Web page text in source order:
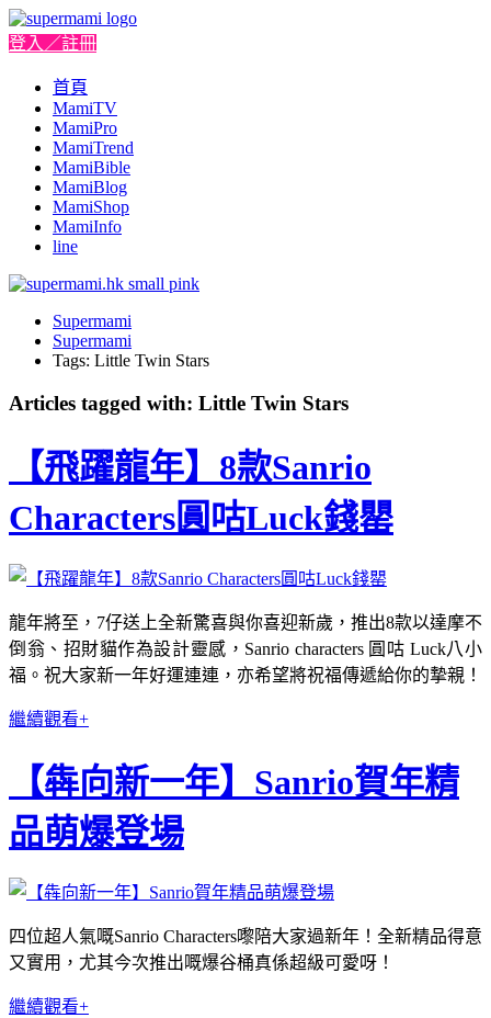
登入／註冊
首頁
MamiTV
MamiPro
MamiTrend
MamiBible
MamiBlog
MamiShop
MamiInfo
line
Supermami
Supermami
Tags: Little Twin Stars
Articles tagged with: Little Twin Stars
【飛躍龍年】8款Sanrio
Characters圓咕Luck錢罌
龍年將至，7仔送上全新驚喜與你喜迎新歲，推出8款以達摩不
倒翁、招財貓作為設計靈感，Sanrio characters 圓咕 Luck八小
福。祝大家新一年好運連連，亦希望將祝福傳遞給你的摯親！
繼續觀看+
【犇向新一年】Sanrio賀年精
品萌爆登場
四位超人氣嘅Sanrio Characters嚟陪大家過新年！全新精品得意
又實用，尤其今次推出嘅爆谷桶真係超級可愛呀！
繼續觀看+